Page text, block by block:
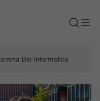
Bio-informatica